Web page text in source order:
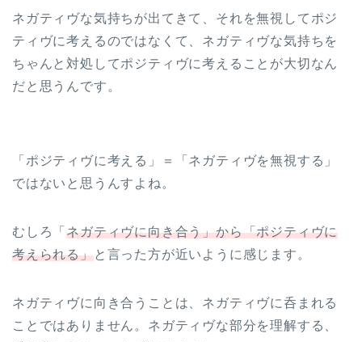
ネガティヴな気持ちが出てきて、それを無視してポジ
ティヴに考えるのではなくて、ネガティヴな気持ちを
ちゃんと対処してポジティヴに考えることが大切なん
だと思うんです。
「ポジティヴに考える」＝「ネガティヴを無視する」
ではないと思うんすよね。
むしろ「ネガティヴに向き合う」から「ポジティヴに
考えられる」と言った方が近いように感じます。
ネガティヴに向き合うことは、ネガティヴに呑まれる
ことではありません。ネガティヴな部分を理解する、